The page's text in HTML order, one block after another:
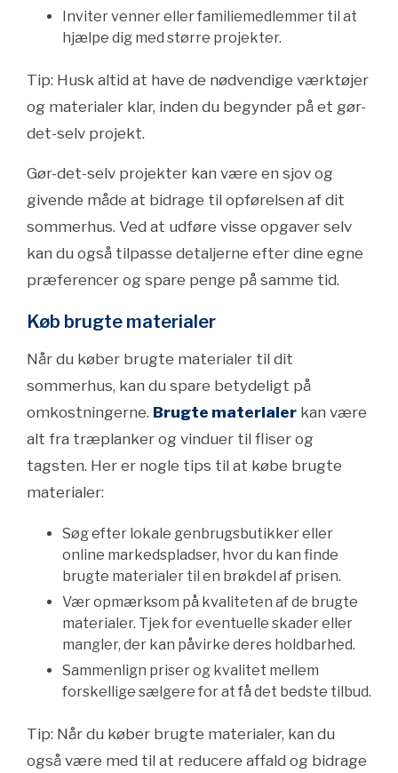
Inviter venner eller familiemedlemmer til at
hjælpe dig med større projekter.
Tip: Husk altid at have de nødvendige værktøjer
og materialer klar, inden du begynder på et gør-
det-selv projekt.
Gør-det-selv projekter kan være en sjov og
givende måde at bidrage til opførelsen af dit
sommerhus. Ved at udføre visse opgaver selv
kan du også tilpasse detaljerne efter dine egne
præferencer og spare penge på samme tid.
Køb brugte materialer
Når du køber brugte materialer til dit
sommerhus, kan du spare betydeligt på
omkostningerne. Brugte materialer kan være
alt fra træplanker og vinduer til fliser og
tagsten. Her er nogle tips til at købe brugte
materialer:
Søg efter lokale genbrugsbutikker eller
online markedspladser, hvor du kan finde
brugte materialer til en brøkdel af prisen.
Vær opmærksom på kvaliteten af de brugte
materialer. Tjek for eventuelle skader eller
mangler, der kan påvirke deres holdbarhed.
Sammenlign priser og kvalitet mellem
forskellige sælgere for at få det bedste tilbud.
Tip: Når du køber brugte materialer, kan du
også være med til at reducere affald og bidrage